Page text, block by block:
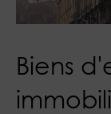
Biens